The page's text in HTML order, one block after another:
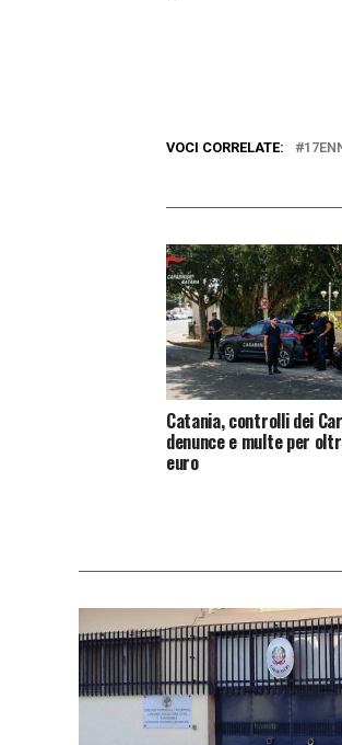
VOCI CORRELATE:
Catania, controlli dei
denunce e multe per
euro